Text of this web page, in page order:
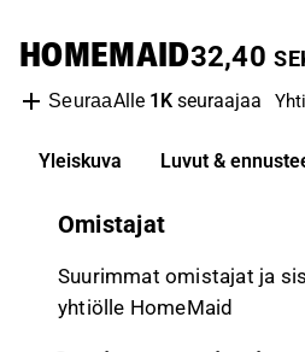
HOMEMAID32,40
SeuraaAlle 1Kseuraajaa
Yleiskuva Luvut &
Omistajat
Suurimmat omistajat ja
yhtiölle HomeMaid